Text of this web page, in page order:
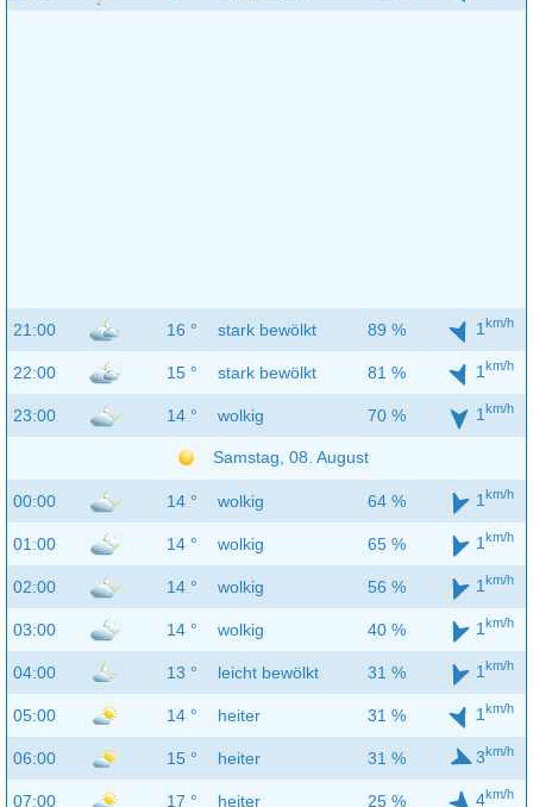
21:00 16 ° stark bewölkt 89 % 1 km/h
22:00 15 ° stark bewölkt 81 % 1 km/h
23:00 14 ° wolkig 70 % 1 km/h
Samstag, 08. August
00:00 14 ° wolkig 64 % 1 km/h
01:00 14 ° wolkig 65 % 1 km/h
02:00 14 ° wolkig 56 % 1 km/h
03:00 14 ° wolkig 40 % 1 km/h
04:00 13 ° leicht bewölkt 31 % 1 km/h
05:00 14 ° heiter 31 % 1 km/h
06:00 15 ° heiter 31 % 3km/h
07:00 17 ° heiter 25 % 4km/h